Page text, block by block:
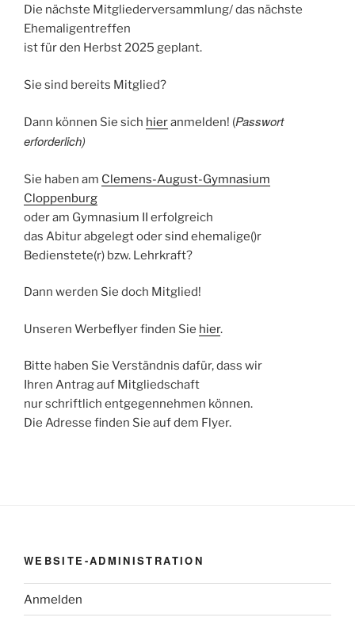
Die nächste Mitgliederversammlung/ das nächste
Ehemaligentreffen
ist für den Herbst 2025 geplant.
Sie sind bereits Mitglied?
Dann können Sie sich hieranmelden! (Passwort
erforderlich)
Sie haben am Clemens-August-Gymnasium
Cloppenburg
oder am Gymnasium II erfolgreich
das Abitur abgelegt oder sind ehemalige()r
Bedienstete(r) bzw. Lehrkraft?
Dann werden Sie doch Mitglied!
Unseren Werbeflyer finden Sie hier.
Bitte haben Sie Verständnis dafür, dass wir
Ihren Antrag auf Mitgliedschaft
nur schriftlich entgegennehmen können.
Die Adresse finden Sie auf dem Flyer.
WEBSITE-ADMINISTRATION
Anmelden